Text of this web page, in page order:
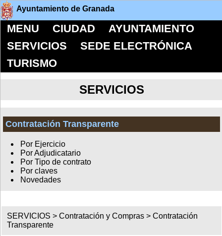
Ayuntamiento de Granada
MENU CIUDAD
AYUNTAMIENTO
SERVICIOS
SEDE ELECTRÓNICA
TURISMO
SERVICIOS
Contratación Transparente
Por Ejercicio
Por Adjudicatario
Por Tipo de contrato
Por claves
Novedades
SERVICIOS >Contratación y Compras >Contratación
Transparente